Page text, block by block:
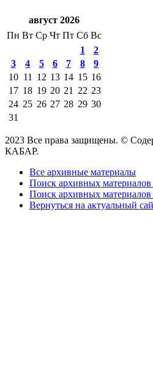
август 2026
Пн Вт Ср Чт Пт Сб Вс
1
2
3
4 5 6 7 8
9
10 11 12 13 14 15 16
17 18 19 20 21 22 23
24 25 26 27 28 29 30
31
2023 Все права защищены. ©
КАБАР.
Все архивные материалы
Поиск архивных
Поиск архивных материалов
Вернуться на актуальный